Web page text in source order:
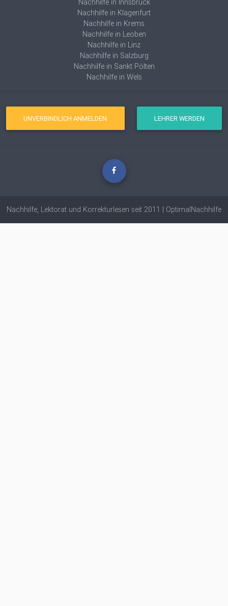
Nachhilfe in Innsbruck
Nachhilfe in Klagenfurt
Nachhilfe in Krems
Nachhilfe in Leoben
Nachhilfe in Linz
Nachhilfe in Salzburg
Nachhilfe in Sankt Pölten
Nachhilfe in Wels
UNVERBINDLICH ANMELDEN LEHRER WERDEN
Nachhilfe, Lektorat und Korrekturlesen seit 2011 | OptimalNachhilfe